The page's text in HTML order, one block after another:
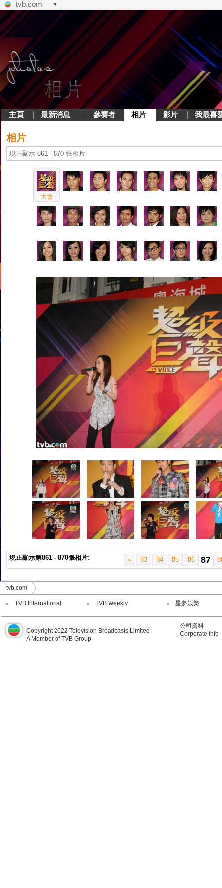
tvb.com
主頁 最新消息 參賽者 相片 影片 我最喜
相片
現正顯示 861 - 870 張相片
大會
現正顯示第861 - 870張相片: « 83 84 85 86 87
tvb.com
TVB International TVB Weekly 星夢娛樂
Copyright 2022 Television Broadcasts Limited
A Member of TVB Group
公司資料
Corporate Info